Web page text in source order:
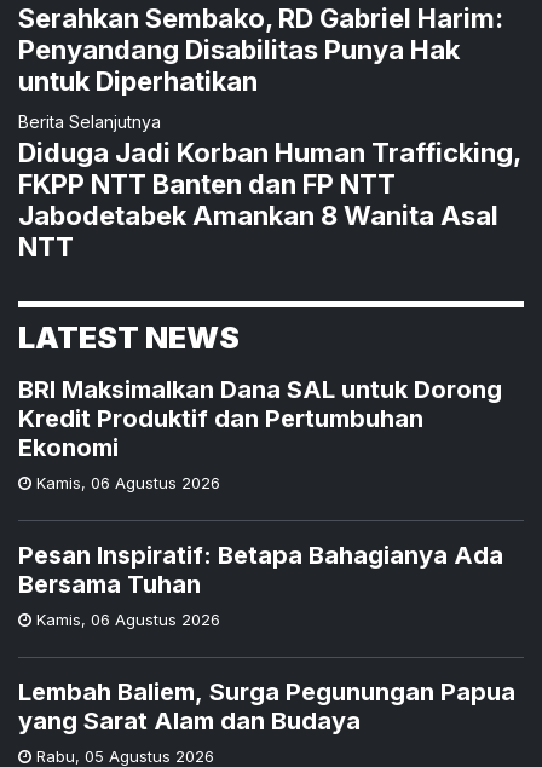
Serahkan Sembako, RD Gabriel Harim:
Penyandang Disabilitas Punya Hak
untuk Diperhatikan
Berita Selanjutnya
Diduga Jadi Korban Human Trafficking,
FKPP NTT Banten dan FP NTT
Jabodetabek Amankan 8 Wanita Asal
NTT
LATEST NEWS
BRI Maksimalkan Dana SAL untuk Dorong
Kredit Produktif dan Pertumbuhan
Ekonomi
Kamis, 06 Agustus 2026
Pesan Inspiratif: Betapa Bahagianya Ada
Bersama Tuhan
Kamis, 06 Agustus 2026
Lembah Baliem, Surga Pegunungan Papua
yang Sarat Alam dan Budaya
Rabu, 05 Agustus 2026